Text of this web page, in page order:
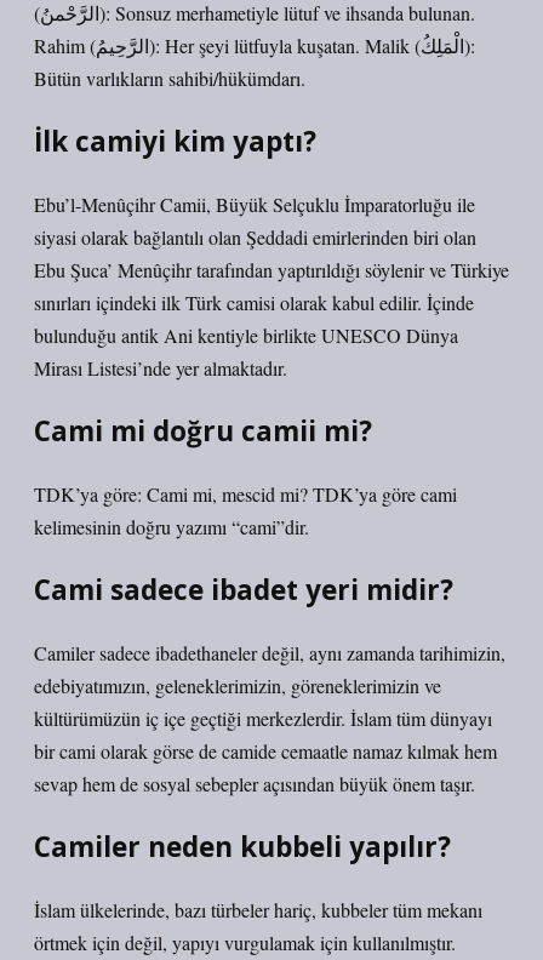
(الرَّحْمنُ): Sonsuz merhametiyle lütuf ve ihsanda bulunan.
Rahim (الرَّحِيمُ): Her şeyi lütfuyla kuşatan. Malik (الْمَلِكُ):
Bütün varlıkların sahibi/hükümdarı.
İlk camiyi kim yaptı?
Ebu’l-Menûçihr Camii, Büyük Selçuklu İmparatorluğu ile
siyasi olarak bağlantılı olan Şeddadi emirlerinden biri olan
Ebu Şuca’ Menûçihr tarafından yaptırıldığı söylenir ve Türkiye
sınırları içindeki ilk Türk camisi olarak kabul edilir. İçinde
bulunduğu antik Ani kentiyle birlikte UNESCO Dünya
Mirası Listesi’nde yer almaktadır.
Cami mi doğru camii mi?
TDK’ya göre: Cami mi, mescid mi? TDK’ya göre cami
kelimesinin doğru yazımı “cami”dir.
Cami sadece ibadet yeri midir?
Camiler sadece ibadethaneler değil, aynı zamanda tarihimizin,
edebiyatımızın, geleneklerimizin, göreneklerimizin ve
kültürümüzün iç içe geçtiği merkezlerdir. İslam tüm dünyayı
bir cami olarak görse de camide cemaatle namaz kılmak hem
sevap hem de sosyal sebepler açısından büyük önem taşır.
Camiler neden kubbeli yapılır?
İslam ülkelerinde, bazı türbeler hariç, kubbeler tüm mekanı
örtmek için değil, yapıyı vurgulamak için kullanılmıştır.